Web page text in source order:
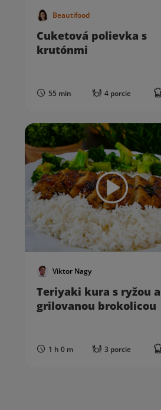
Beautifood
Cuketová polievka s
krutónmi
55 min 4 porcie
Viktor Nagy
Teriyaki kura s ryžou a
grilovanou brokolicou
1 h 0 m 3 porcie